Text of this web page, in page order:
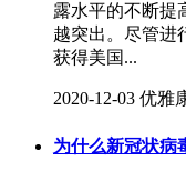
露水平的不断提
越突出。尽管进
获得美国...
2020-12-03 优雅
为什么新冠状病